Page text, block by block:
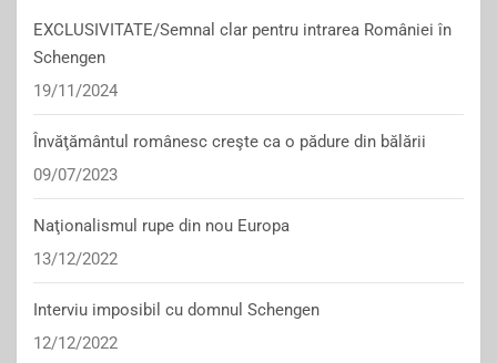
EXCLUSIVITATE/Semnal clar pentru intrarea României în
Schengen
19/11/2024
Învăţământul românesc creşte ca o pădure din bălării
09/07/2023
Naţionalismul rupe din nou Europa
13/12/2022
Interviu imposibil cu domnul Schengen
12/12/2022